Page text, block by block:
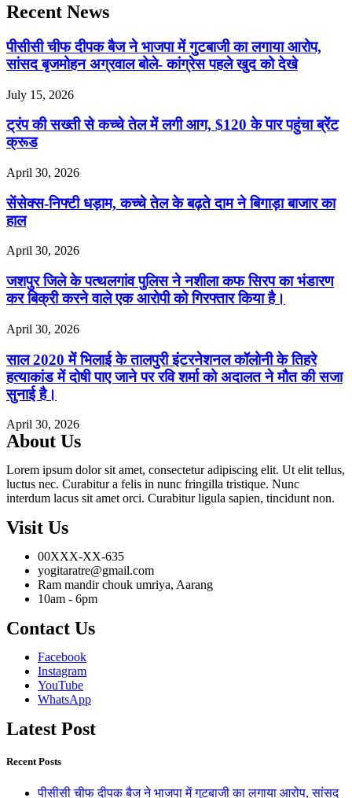
Recent News
पीसीसी चीफ दीपक बैज ने भाजपा में गुटबाजी का लगाया आरोप,
सांसद बृजमोहन अग्रवाल बोले- कांग्रेस पहले खुद को देखे
July 15, 2026
ट्रंप की सख्ती से कच्चे तेल में लगी आग, $120 के पार पहुंचा ब्रेंट
क्रूड
April 30, 2026
सेंसेक्स-निफ्टी धड़ाम, कच्चे तेल के बढ़ते दाम ने बिगाड़ा बाजार का
हाल
April 30, 2026
जशपुर जिले के पत्थलगांव पुलिस ने नशीला कफ सिरप का भंडारण
कर बिक्री करने वाले एक आरोपी को गिरफ्तार किया है।
April 30, 2026
साल 2020 में भिलाई के तालपुरी इंटरनेशनल कॉलोनी के तिहरे
हत्याकांड में दोषी पाए जाने पर रवि शर्मा को अदालत ने मौत की सजा
सुनाई है।
April 30, 2026
About Us
Lorem ipsum dolor sit amet, consectetur adipiscing elit. Ut elit tellus,
luctus nec. Curabitur a felis in nunc fringilla tristique. Nunc
interdum lacus sit amet orci. Curabitur ligula sapien, tincidunt non.
Visit Us
00XXX-XX-635
yogitaratre@gmail.com
Ram mandir chouk umriya, Aarang
10am - 6pm
Contact Us
Facebook
Instagram
YouTube
WhatsApp
Latest Post
Recent Posts
पीसीसी चीफ दीपक बैज ने भाजपा में गुटबाजी का लगाया आरोप, सांसद